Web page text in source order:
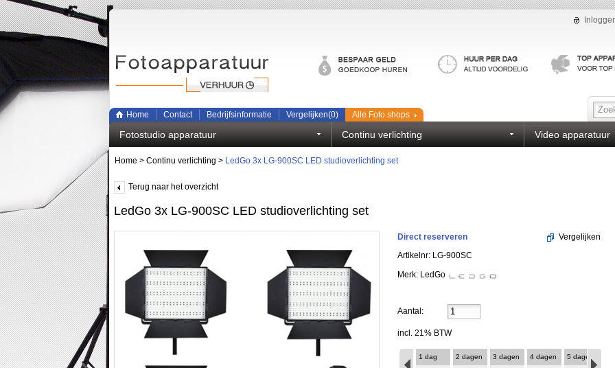
Home Contact Bedrijfsinformatie Vergelijken(0) Alle Foto shops
Fotostudio apparatuur Continu verlichting Video apparatuur
Home > Continu verlichting > LedGo 3x LG-900SC LED studioverlichting set
Terug naar het overzicht
LedGo 3x LG-900SC LED studioverlichting set
Direct reserveren
Artikelnr: LG-900SC
Merk: LedGo
Vergelijken
Aantal:
incl. 21% BTW
1 dag 2 dagen 3 dagen 4 dagen 5 dagen